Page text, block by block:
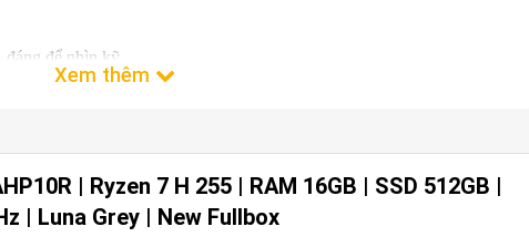
đáng để nhìn kỹ.
| Ryzen 7 H 255 | RAM 16GB | SSD 512GB |
| Luna Grey | New Fullbox